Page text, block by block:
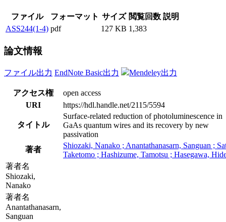
ファイル フォーマット サイズ 閲覧回数 説明
ASS244(1-4) pdf 127 KB 1,383
論文情報
ファイル出力 EndNote Basic出力 Mendeley出力
アクセス権
open access
URI
https://hdl.handle.net/2115/5594
タイトル
Surface-related reduction of photoluminescence in
GaAs quantum wires and its recovery by new
passivation
著者
Shiozaki, Nanako ; Anantathanasarn, Sanguan ;
Taketomo ; Hashizume, Tamotsu ; Hasegawa,
著者名
Shiozaki,
Nanako
著者名
Anantathanasarn,
Sanguan